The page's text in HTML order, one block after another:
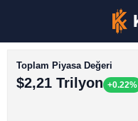
Toplam Piyasa Değeri
$2,21 Trilyon +0.22%